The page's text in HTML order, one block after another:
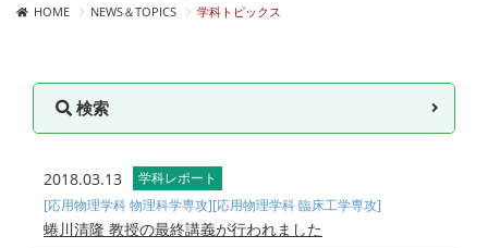
HOME NEWS＆TOPICS 学科トピックス
検索
2018.03.13
学科レポート
[応用物理学科 物理科学専攻][応用物理学科 臨床工学専攻]
蜷川清隆 教授の最終講義が行われました